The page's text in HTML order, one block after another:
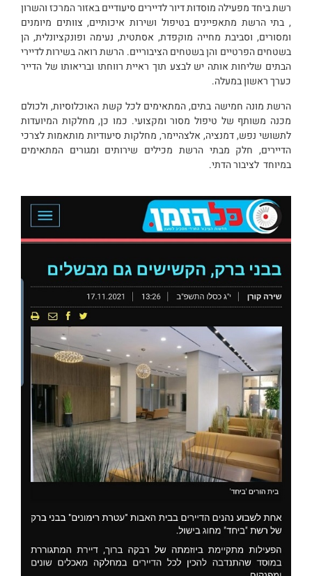
רשת ביחד מפעילה מוסדות דיור לדיירים סיעודיים באזור המרכז והשרון
, בתי הרשת מתאפיינים בטיפול ושירות איכותיים, צוותים מיומנים
ומסורים, וסביבת מחייה מוקפדת, אסתטית, נעימה ופונקציונלית, הן
בשטחים הפרטיים והן בשטחים הציבוריים. הרשת רואה בשירות לדיירי
הבתים שליחות אותה יש לבצע תוך ראיית רווחתו ובריאותו של הדייר
כערך ראשון במעלה.
הרשת מונה חמישה בתים, המתאימים לכל קשת האוכלוסיות, ולכולם
מכנה משותף של טיפול מסור ומקצועי. כמו כן, מחלקות המיועדות
לתשושי נפש, דמנציה, אלצהיימר, מחלקות סיעודיות מותאמות לצרכי
הדיירים, חלק מבתי הרשת מכילים שירותים ומגורים המתאימים
במיוחד לציבור הדתי.